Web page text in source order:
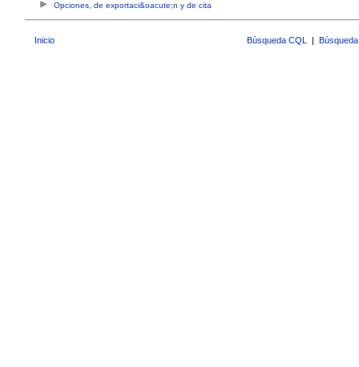
Opciones, de exportaci&oacute;n y de cita
Inicio Búsqueda CQL |